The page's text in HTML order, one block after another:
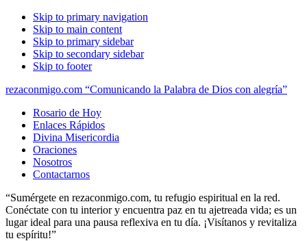
Skip to primary navigation
Skip to main content
Skip to primary sidebar
Skip to secondary sidebar
Skip to footer
rezaconmigo.com “Comunicando la Palabra de Dios con alegría”
Rosario de Hoy
Enlaces Rápidos
Divina Misericordia
Oraciones
Nosotros
Contactarnos
“Sumérgete en rezaconmigo.com, tu refugio espiritual en la red.
Conéctate con tu interior y encuentra paz en tu ajetreada vida; es un
lugar ideal para una pausa reflexiva en tu día. ¡Visítanos y revitaliza
tu espíritu!”